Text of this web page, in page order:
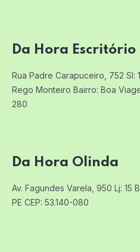
Da Hora Escritório
Rua Padre Carapuceiro, 752 Sl:
Rego Monteiro Bairro: Boa
280
Da Hora Olinda
Av. Fagundes Varela, 950 Lj: 15
PE CEP: 53.140-080